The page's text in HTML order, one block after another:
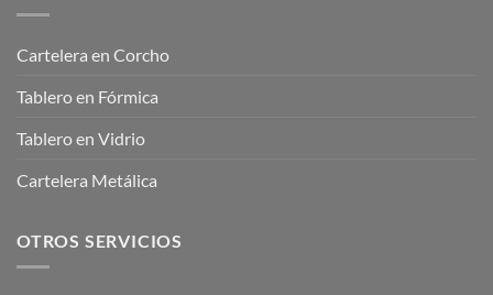
Cartelera en Corcho
Tablero en Fórmica
Tablero en Vidrio
Cartelera Metálica
OTROS SERVICIOS